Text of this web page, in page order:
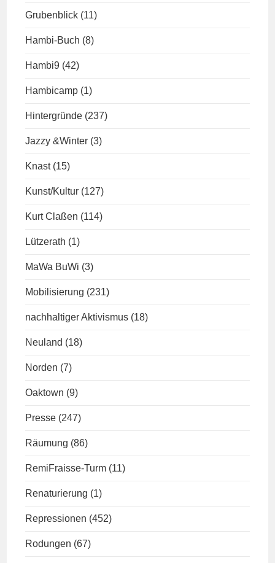
Grubenblick (11)
Hambi-Buch (8)
Hambi9 (42)
Hambicamp (1)
Hintergründe (237)
Jazzy &Winter (3)
Knast (15)
Kunst/Kultur (127)
Kurt Claßen (114)
Lützerath (1)
MaWa BuWi (3)
Mobilisierung (231)
nachhaltiger Aktivismus (18)
Neuland (18)
Norden (7)
Oaktown (9)
Presse (247)
Räumung (86)
RemiFraisse-Turm (11)
Renaturierung (1)
Repressionen (452)
Rodungen (67)